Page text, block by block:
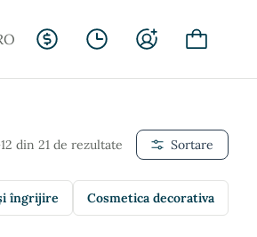
din 21 de rezultate Sortare
îngrijire Cosmetica decorativa